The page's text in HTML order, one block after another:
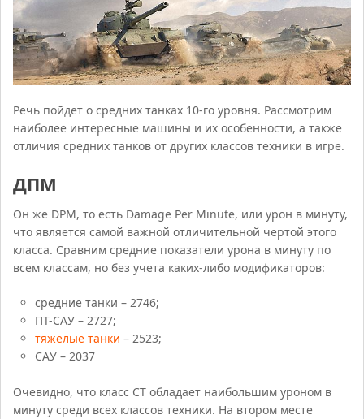
Речь пойдет о средних танках 10-го уровня. Рассмотрим
наиболее интересные машины и их особенности, а также
отличия средних танков от других классов техники в игре.
ДПМ
Он же DPM, то есть Damage Per Minute, или урон в минуту,
что является самой важной отличительной чертой этого
класса. Сравним средние показатели урона в минуту по
всем классам, но без учета каких-либо модификаторов:
средние танки – 2746;
ПТ-САУ – 2727;
тяжелые танки – 2523;
САУ – 2037
Очевидно, что класс СТ обладает наибольшим уроном в
минуту среди всех классов техники. На втором месте